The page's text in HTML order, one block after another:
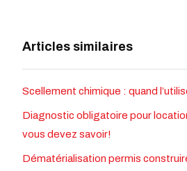
Articles similaires
Scellement chimique : quand
Diagnostic obligatoire pour
vous devez savoir!
Dématérialisation permis